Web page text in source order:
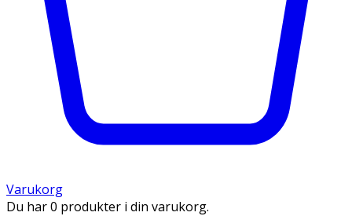
Varukorg
Du har 0 produkter i din varukorg.